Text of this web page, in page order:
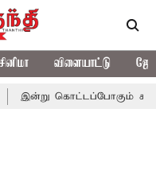
சினிமா விளையாட்டு
கனமழை..